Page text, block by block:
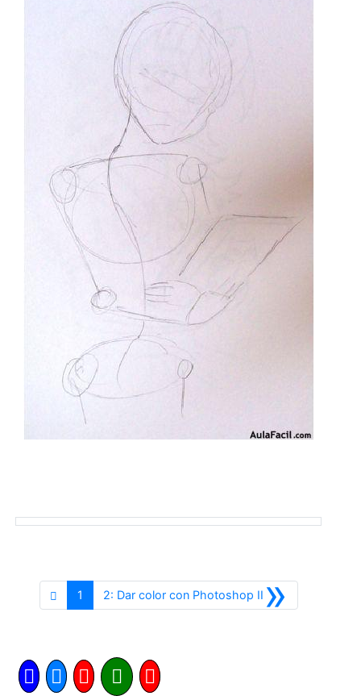
1 »
2: Dar color con Photoshop IISiguiente